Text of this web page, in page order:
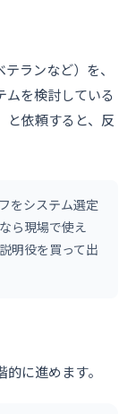
ランなど）を、
ムを検討している
と依頼すると、反
をシステム選定
ら現場で使え
明役を買って出
に進めます。